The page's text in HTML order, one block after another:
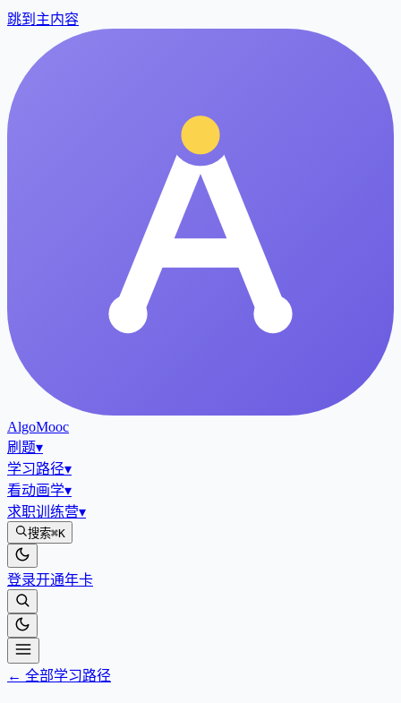
跳到主内容
AlgoMooc
刷题▾
学习路径▾
看动画学▾
求职训练营▾
搜索⌘K
登录开通年卡
← 全部学习路径